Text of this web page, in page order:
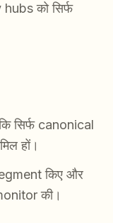
को सिर्फ
सिर्फ canonical
हों।
किए और
की।